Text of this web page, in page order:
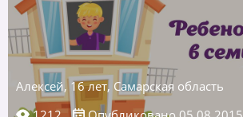
Алексей, 16 лет, Самарская область